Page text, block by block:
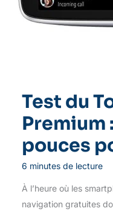
Test du
Premium
pouces
6 minutes de lecture
À l’heure où les
navigation gratuites